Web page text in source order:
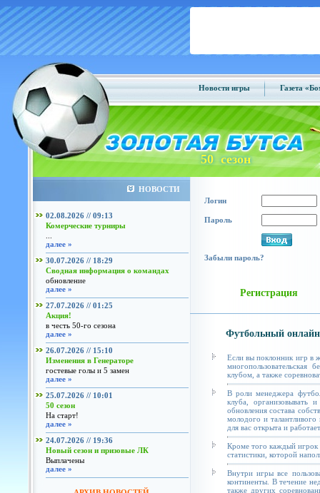
Новости игры Газета
50 сезон
НОВОСТИ
02.08.2026 // 09:13
Комерческие турниры
далее »
30.07.2026 // 18:29
Сводная информация о командах
обновление
далее »
27.07.2026 // 01:25
Акция!
в честь 50-го сезона
далее »
26.07.2026 // 15:10
Изменения в Генераторе
гостевые голы и 5 замен
далее »
25.07.2026 // 10:01
50 сезон
На старт!
далее »
24.07.2026 // 19:36
Новый сезон и призовые ЛК
Выплачены
далее »
Логин
Пароль
Забыли пароль?
Регистрация
Футбольный
Если вы поклонник игр в
клубом, а также
В роли менеджера
клуба, организовывать
обновления состава
молодого и талантливого
для вас открыта и
Кроме того каждый игрок
статистики, которой
Внутри игры все
континенты. В течение
также других